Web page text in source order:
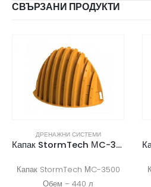
СВЪРЗАНИ ПРОДУКТИ
ДРЕНАЖНИ СИСТЕМИ
Капак StormTech МC-3500
Капак StormTech МC-3500
Обем – 440 л